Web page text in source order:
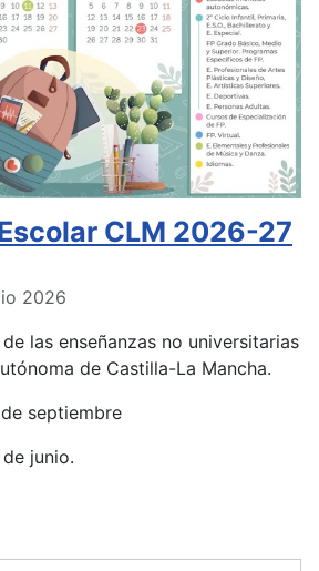
CLM 2026-27
2026
las enseñanzas no universitarias
de Castilla-La Mancha.
septiembre
junio.